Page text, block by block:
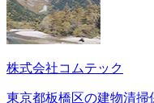
株式会社コムテック
東京都板橋区の建物清掃